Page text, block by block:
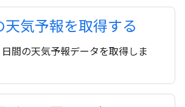
天気予報を取得する
間の天気予報データを取得しま